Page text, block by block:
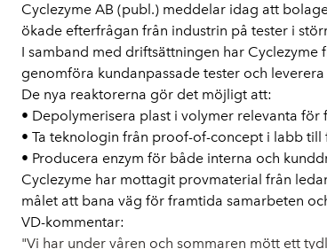
Cyclezyme AB (publ.) meddelar idag att
ökade efterfrågan från industrin på tester i
I samband med driftsättningen har
genomföra kundanpassade tester och
De nya reaktorerna gör det möjligt att:
• Depolymerisera plast i volymer relevanta för
• Ta teknologin från proof-of-concept i labb
• Producera enzym för både interna och
Cyclezyme har mottagit provmaterial från
målet att bana väg för framtida samarbeten
VD-kommentar:
"Vi har under våren och sommaren mött ett